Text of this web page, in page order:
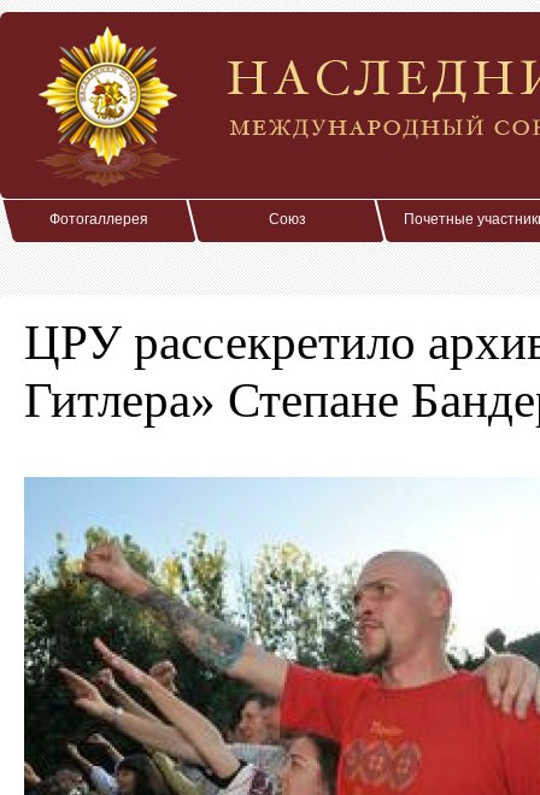
Фотогаллерея Союз Почетные
ЦРУ рассекретило
Гитлера» Степане